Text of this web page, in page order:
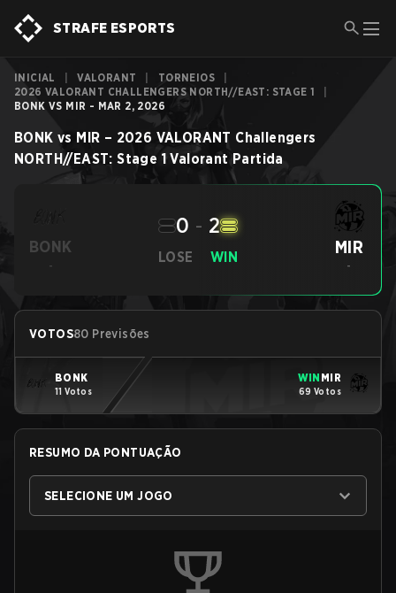
STRAFE ESPORTS
INICIAL VALORANT TORNEIOS
2026 VALORANT CHALLENGERS NORTH//EAST: STAGE 1
BONK VS MIR - MAR 2, 2026
BONK vs MIR – 2026 VALORANT Challengers
NORTH//EAST: Stage 1 Valorant Partida
BONK
-
LOSE
0 - 2
WIN MIR
-
VOTOS80 Previsões
BONK
11 Votos
WIN MIR
69 Votos
RESUMO DA PONTUAÇÃO
SELECIONE UM JOGO